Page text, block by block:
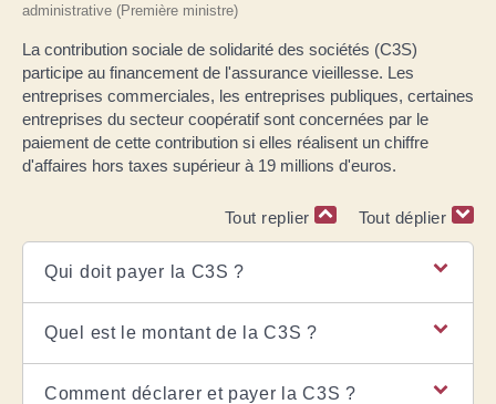
administrative (Première ministre)
La contribution sociale de solidarité des sociétés (C3S)
participe au financement de l'assurance vieillesse. Les
entreprises commerciales, les entreprises publiques, certaines
entreprises du secteur coopératif sont concernées par le
paiement de cette contribution si elles réalisent un chiffre
d'affaires hors taxes supérieur à 19 millions d'euros.
Tout replier Tout déplier
Qui doit payer la C3S ?
Quel est le montant de la C3S ?
Comment déclarer et payer la C3S ?